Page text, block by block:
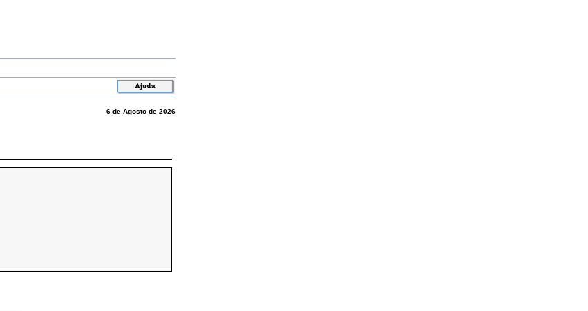
6 de Agosto de 2026